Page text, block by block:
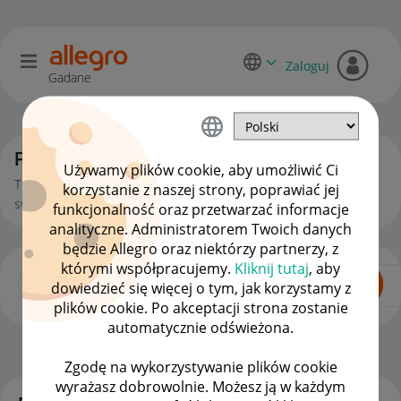
Używamy plików cookie, aby umożliwić Ci
korzystanie z naszej strony, poprawiać jej
funkcjonalność oraz przetwarzać informacje
analityczne. Administratorem Twoich danych
będzie Allegro oraz niektórzy partnerzy, z
którymi współpracujemy. Kliknij tutaj, aby
dowiedzieć się więcej o tym, jak korzystamy z
plików cookie. Po akceptacji strona zostanie
automatycznie odświeżona.
Zgodę na wykorzystywanie plików cookie
wyrażasz dobrowolnie. Możesz ją w każdym
Gadane
Zaloguj
Początkujący sprzedawcy
To miejsce jest dla Ciebie, jeśli zaczynasz lub chcesz zacząć
swoją przygodę ze sprzedażą na Allegro.